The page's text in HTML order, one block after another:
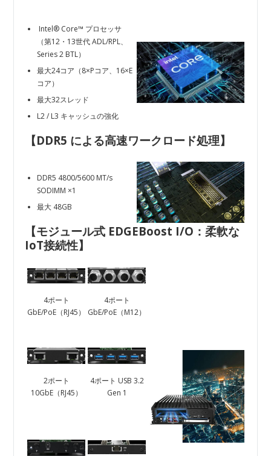
Intel® Core™ プロセッサ
（第12・13世代 ADL/RPL、
Series 2 BTL）
最大24コア（8×Pコア、16×E
コア）
最大32スレッド
L2 / L3 キャッシュの強化
【DDR5 による高速ワークロード処理】
DDR5 4800/5600 MT/s
SODIMM ×1
最大 48GB
【モジュール式 EDGEBoost I/O：柔軟な
IoT接続性】
4ポート
GbE/PoE（RJ45）
4ポート
GbE/PoE（M12）
2ポート
10GbE（RJ45）
4ポート USB 3.2
Gen 1